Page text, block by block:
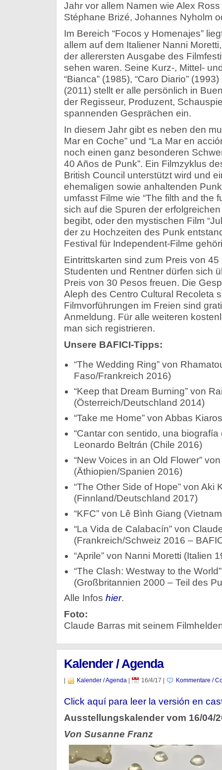
Jahr vor allem Namen wie Alex
Stéphane Brizé, Johannes Nyholm
Im Bereich “Focos y Homenajes”
allem auf dem Italiener Nanni
der allerersten Ausgabe des
sehen waren. Seine Kurz-, Mittel-
“Bianca” (1985), “Caro Diario”
(2011) stellt er alle persönlich in
der Regisseur, Produzent,
spannenden Gesprächen ein.
In diesem Jahr gibt es neben den
Mar en Coche” und “La Mar en
noch einen ganz besonderen
40 Años de Punk”. Ein Filmzyklus
British Council unterstützt wird und
ehemaligen sowie anhaltenden
umfasst Filme wie “The filth and the
sich auf die Spuren der
begibt, oder den mystischen Film
der zu Hochzeiten des Punk
Festival für Independent-Filme
Eintrittskarten sind zum Preis von
Studenten und Rentner dürfen sich
Preis von 30 Pesos freuen. Die
Aleph des Centro Cultural Recoleta
Filmvorführungen im Freien sind
Anmeldung. Für alle weiteren
man sich registrieren.
Unsere BAFICI-Tipps:
“The Wedding Ring” von
Faso/Frankreich 2016)
“Keep that Dream Burning” von
(Österreich/Deutschland 2014)
“Take me Home” von Abbas
“Cantar con sentido, una biografía
Leonardo Beltrán (Chile 2016)
“New Voices in an Old Flower”
(Äthiopien/Spanien 2016)
“The Other Side of Hope” von Aki
(Finnland/Deutschland 2017)
“KFC” von Lê Bình Giang
“La Vida de Calabacín” von
(Frankreich/Schweiz 2016 –
“Aprile” von Nanni Moretti (Italien
“The Clash: Westway to the
(Großbritannien 2000 – Teil des
Alle Infos hier.
Foto:
Claude Barras mit seinem
Kalender / Agenda
Kalender / Agenda| 16/4/17 Kommentare /
Click aquí para leer la versión en
Ausstellungskalender vom 16/04/
Von Susanne Franz